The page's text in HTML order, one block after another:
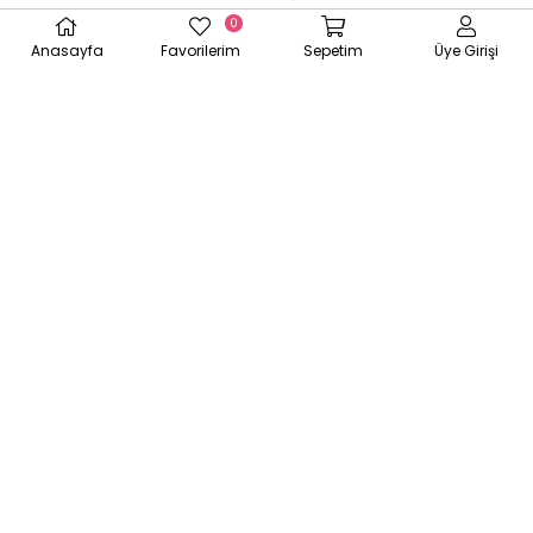
Anasayfa Favorilerim
0
Sepetim Üye Girişi